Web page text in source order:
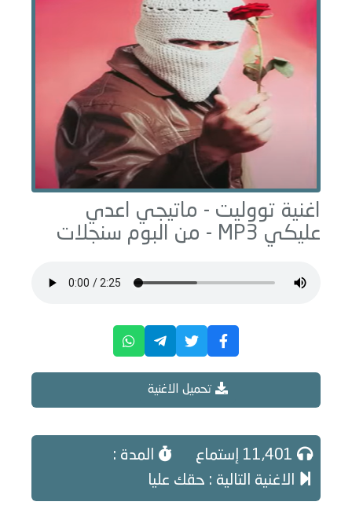
اغنية تووليت - ماتيجي اعدي
عليكي
سنجلات
تحميل الاغنية
المدة :
الاغنية التالية : حقك عليا